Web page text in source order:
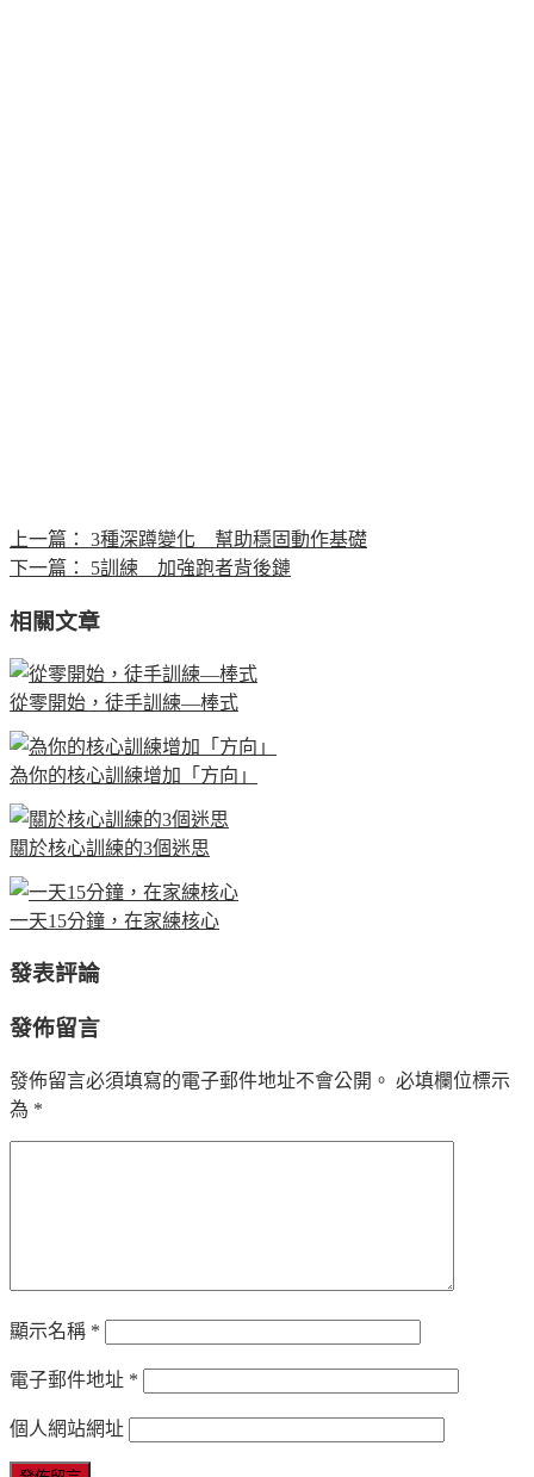
上一篇：
3種深蹲變化 幫助穩固動作基礎
下一篇：
5訓練 加強跑者背後鏈
相關文章
從零開始，徒手訓練—棒式
為你的核心訓練增加「方向」
關於核心訓練的3個迷思
一天15分鐘，在家練核心
發表評論
發佈留言
發佈留言必須填寫的電子郵件地址不會公開。 必填欄位標示
為 *
顯示名稱 *
電子郵件地址 *
個人網站網址